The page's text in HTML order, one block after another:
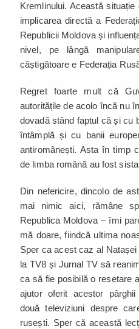
Kremlinului. Această
implicarea directă a
Republicii Moldova și
nivel, pe lângă
câștigătoare e Federația
Regret foarte mult că
autoritățile de acolo încă nu
dovadă stând faptul că și cu
întâmplă și cu banii
antiromânești. Asta în timp
de limba română au fost
Din nefericire, dincolo de
mai nimic aici, rămâne
Republica Moldova – îmi
mă doare, fiindcă ultima
Sper ca acest caz al
la TV8 și Jurnal TV să
ca să fie posibilă o resetare
ajutor oferit acestor
două televiziuni despre
rusești. Sper că această